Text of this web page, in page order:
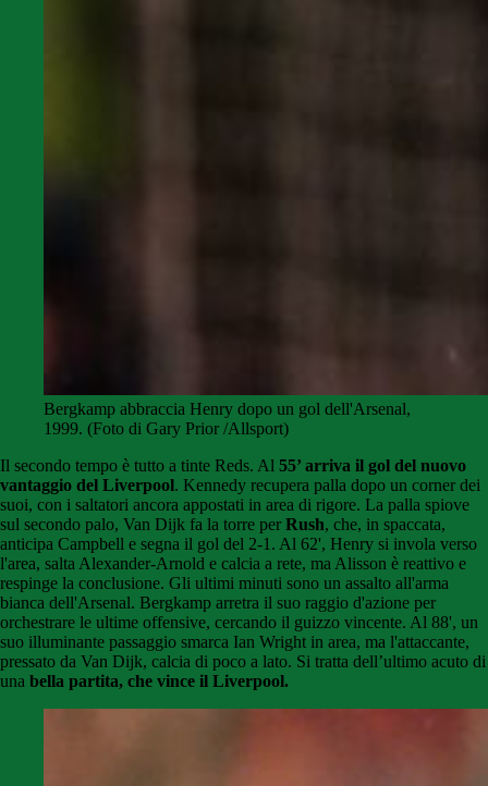
Bergkamp abbraccia Henry dopo un gol dell'Arsenal,
1999. (Foto di Gary Prior /Allsport)
Il secondo tempo è tutto a tinte Reds. Al 55’ arriva il gol del nuovo
vantaggio del Liverpool. Kennedy recupera palla dopo un corner dei
suoi, con i saltatori ancora appostati in area di rigore. La palla spiove
sul secondo palo, Van Dijk fa la torre per Rush, che, in spaccata,
anticipa Campbell e segna il gol del 2-1. Al 62', Henry si invola verso
l'area, salta Alexander-Arnold e calcia a rete, ma Alisson è reattivo e
respinge la conclusione. Gli ultimi minuti sono un assalto all'arma
bianca dell'Arsenal. Bergkamp arretra il suo raggio d'azione per
orchestrare le ultime offensive, cercando il guizzo vincente. Al 88', un
suo illuminante passaggio smarca Ian Wright in area, ma l'attaccante,
pressato da Van Dijk, calcia di poco a lato. Si tratta dell’ultimo acuto di
una bella partita, che vince il Liverpool.